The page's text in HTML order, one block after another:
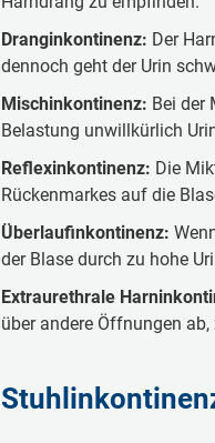
Dranginkontinenz: Der
dennoch geht der Urin
Mischinkontinenz: Bei der
Belastung unwillkürlich
Reflexinkontinenz: Die
Rückenmarkes auf die
Überlaufinkontinenz:
der Blase durch zu hohe
Extraurethrale
über andere Öffnungen